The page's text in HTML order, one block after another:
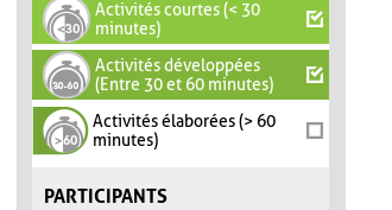
Activités courtes (< 30
minutes)
Activités développées
(Entre 30 et 60 minutes)
Activités élaborées (> 60
minutes)
PARTICIPANTS